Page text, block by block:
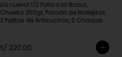
¡Lo nuevo! 1/2 Pollo a la Brasa,
Chuleta 250gr, Porción de Mollejitas,
2 Palitos de Anticuchos, 2 Chorizos
de Papas Amarillas Fritas y
Ensalada Parrillera.
S/ 220.00